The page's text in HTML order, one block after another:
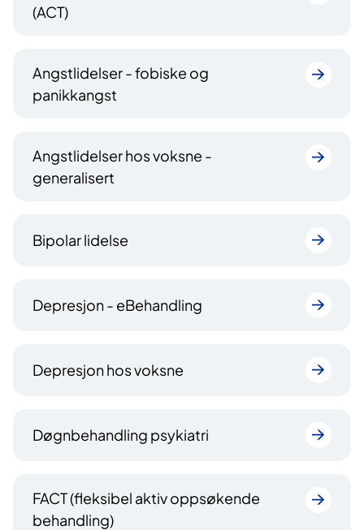
(ACT)
Angstlidelser - fobiske og
panikkangst
Angstlidelser hos voksne -
generalisert
Bipolar lidelse
Depresjon - eBehandling
Depresjon hos voksne
Døgnbehandling psykiatri
FACT (fleksibel aktiv oppsøkende
behandling)